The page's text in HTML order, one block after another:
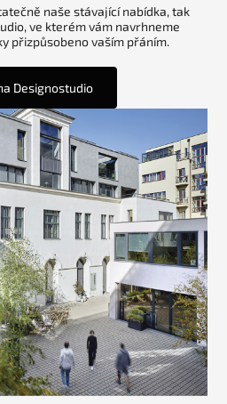
naše stávající nabídka, tak
ve kterém vám navrhneme
přizpůsobeno vaším přáním.
Designostudio